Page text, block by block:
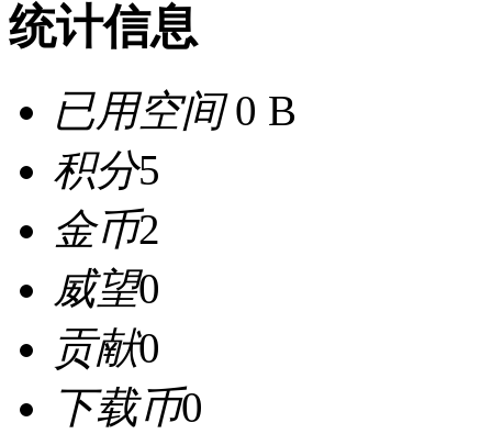
统计信息
已用空间0 B
积分5
金币2
威望0
贡献0
下载币0